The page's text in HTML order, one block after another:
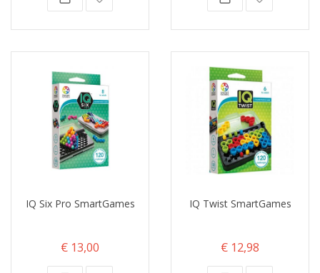
IQ Six Pro SmartGames
€ 13,00
IQ Twist SmartGames
€ 12,98